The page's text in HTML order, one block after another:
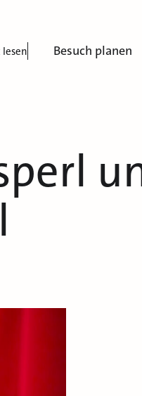
Besuch planen
lesen